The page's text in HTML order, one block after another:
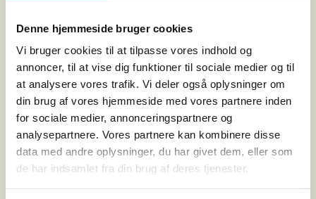
Denne hjemmeside bruger cookies
Vi bruger cookies til at tilpasse vores indhold og
annoncer, til at vise dig funktioner til sociale medier og til
at analysere vores trafik. Vi deler også oplysninger om
din brug af vores hjemmeside med vores partnere inden
for sociale medier, annonceringspartnere og
analysepartnere. Vores partnere kan kombinere disse
data med andre oplysninger, du har givet dem, eller som
de har indsamlet fra din brug af deres tjenester.